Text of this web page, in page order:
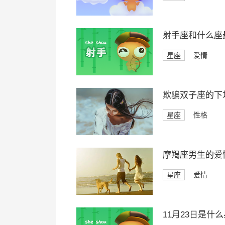
射手座和什么座
星座 爱情
欺骗双子座的下
星座 性格
摩羯座男生的爱
星座 爱情
11月23日是什